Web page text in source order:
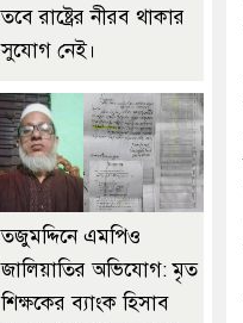
তবে রাষ্ট্রের নীরব থাকার
সুযোগ নেই।
তজুমদ্দিনে এমপিও
জালিয়াতির অভিযোগ: মৃত
শিক্ষকের ব্যাংক হিসাব